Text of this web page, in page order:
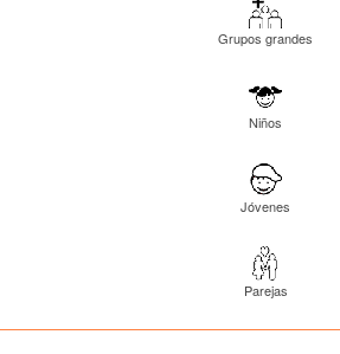
Grupos grandes
Niños
Jóvenes
Parejas